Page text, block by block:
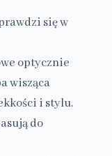
się w
optycznie
wisząca
i stylu.
do